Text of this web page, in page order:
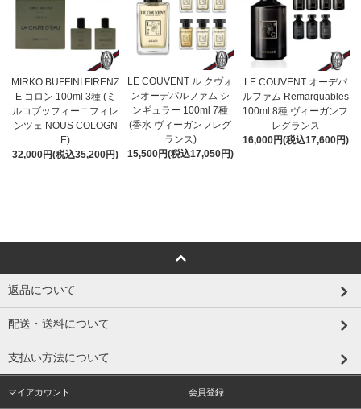
MIRKO BUFFINI FIRENZ
E コロン 100ml 3種 (ミ
ルコブッフィーニフィレ
ンツェ NOUS COLOGN
E)
32,000円(税込35,200円)
LE COUVENT ル クヴォ
ンオーデパルファム シ
ンギュラー 100ml 7種
(香水 ヴィーガンフレグ
ランス)
15,500円(税込17,050円)
LE COUVENT オーデパ
ルファム Remarquables
100ml 8種 ヴィーガンフ
レグランス
16,000円(税込17,600円)
返品について
配送・送料について
支払い方法について
マイアカウント 会員登録